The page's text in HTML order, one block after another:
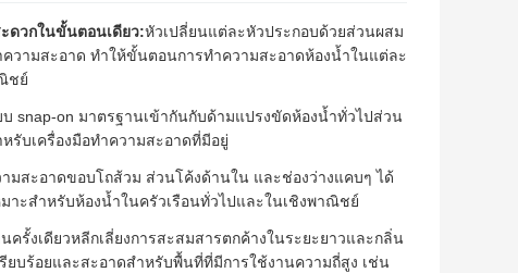
ดวกในขั้นตอนเดียว:หัวเปลี่ยนแต่ละหัวประกอบด้วยส่วนผสม
วามสะอาด ทำให้ขั้นตอนการทำความสะอาดห้องน้ำในแต่ละ
ชย์
บ snap-on มาตรฐานเข้ากันกับด้ามแปรงขัดห้องน้ำทั่วไปส่วน
รับเครื่องมือทำความสะอาดที่มีอยู่
สะอาดขอบโถส้วม ส่วนโค้งด้านใน และช่องว่างแคบๆ ได้
าะสำหรับห้องน้ำในครัวเรือนทั่วไปและในเชิงพาณิชย์
ครั้งเดียวหลีกเลี่ยงการสะสมสารตกค้างในระยะยาวและกลิ่น
บร้อยและสะอาดสำหรับพื้นที่ที่มีการใช้งานความถี่สูง เช่น